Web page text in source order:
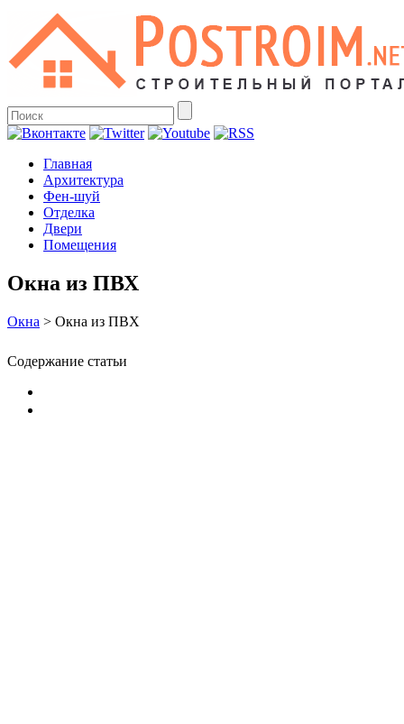
Главная
Архитектура
Фен-шуй
Отделка
Двери
Помещения
Окна из ПВХ
Окна > Окна из ПВХ
Содержание статьи